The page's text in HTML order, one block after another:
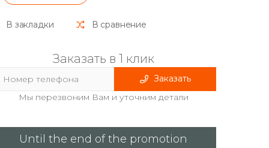
В закладки В сравнение
Заказать в 1 клик
Заказать
Мы перезвоним Вам и уточним детали
Until the end of the promotion